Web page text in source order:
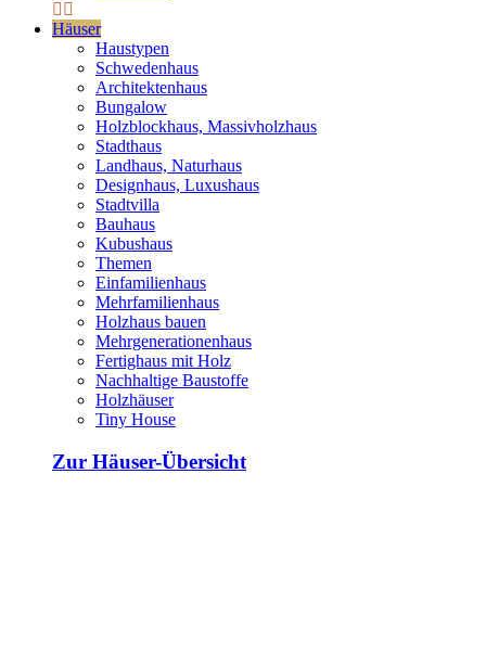
Häuser
Haustypen
Schwedenhaus
Architektenhaus
Bungalow
Holzblockhaus, Massivholzhaus
Stadthaus
Landhaus, Naturhaus
Designhaus, Luxushaus
Stadtvilla
Bauhaus
Kubushaus
Themen
Einfamilienhaus
Mehrfamilienhaus
Holzhaus bauen
Mehrgenerationenhaus
Fertighaus mit Holz
Nachhaltige Baustoffe
Holzhäuser
Tiny House
Zur Häuser-Übersicht